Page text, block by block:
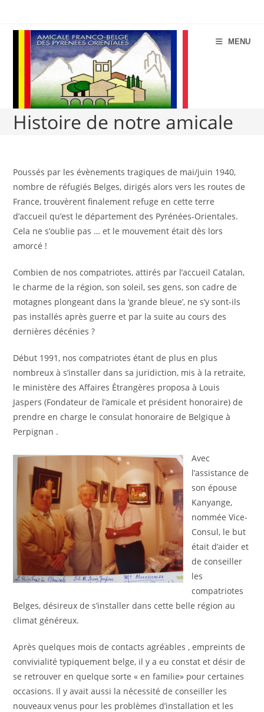
contenu
MENU
Histoire de notre amicale
Poussés par les évènements tragiques de mai/juin 1940,
nombre de réfugiés Belges, dirigés alors vers les routes de
France, trouvèrent finalement refuge en cette terre
d’accueil qu’est le département des Pyrénées-Orientales.
Cela ne s’oublie pas … et le mouvement était dès lors
amorcé !
Combien de nos compatriotes, attirés par l’accueil Catalan,
le charme de la région, son soleil, ses gens, son cadre de
motagnes plongeant dans la ‘grande bleue’, ne s’y sont-ils
pas installés après guerre et par la suite au cours des
dernières décénies ?
Début 1991, nos compatriotes étant de plus en plus
nombreux à s’installer dans sa juridiction, mis à la retraite,
le ministère des Affaires Étrangères proposa à Louis
Jaspers (Fondateur de l’amicale et président honoraire) de
prendre en charge le consulat honoraire de Belgique à
Perpignan .
Avec
l’assistance de
son épouse
Kanyange,
nommée Vice-
Consul, le but
était d’aider et
de conseiller
les
compatriotes
Belges, désireux de s’installer dans cette belle région au
climat généreux.
Après quelques mois de contacts agréables , empreints de
convivialité typiquement belge, il y a eu constat et désir de
se retrouver en quelque sorte « en familie» pour certaines
occasions. Il y avait aussi la nécessité de conseiller les
nouveaux venus pour les problèmes d’installation et les